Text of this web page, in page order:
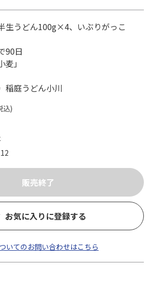
生うどん100g×4、いぶりがっこ
90日
麦」
稲庭うどん小川
込)
お気に入りに登録する
いてのお問い合わせはこちら